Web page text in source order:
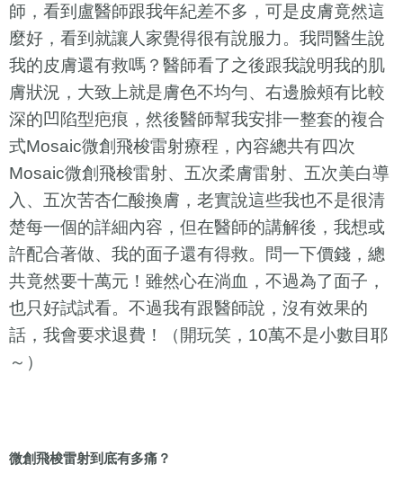
師，看到盧醫師跟我年紀差不多，可是皮膚竟然這
麼好，看到就讓人家覺得很有說服力。我問醫生說
我的皮膚還有救嗎？醫師看了之後跟我說明我的肌
膚狀況，大致上就是膚色不均勻、右邊臉頰有比較
深的凹陷型疤痕，然後醫師幫我安排一整套的複合
式Mosaic微創飛梭雷射療程，內容總共有四次
Mosaic微創飛梭雷射、五次柔膚雷射、五次美白導
入、五次苦杏仁酸換膚，老實說這些我也不是很清
楚每一個的詳細內容，但在醫師的講解後，我想或
許配合著做、我的面子還有得救。問一下價錢，總
共竟然要十萬元！雖然心在淌血，不過為了面子，
也只好試試看。不過我有跟醫師說，沒有效果的
話，我會要求退費！（開玩笑， 10萬不是小數目耶
～）
微創飛梭雷射到底有多痛？